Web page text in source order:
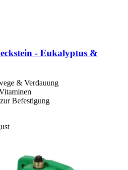
-​ Eukalyptus &
& Verdauung
Befestigung